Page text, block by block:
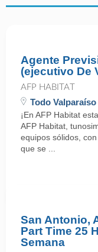
Agente
(ejecutivo De
AFP HABITAT
Todo Valparaíso
¡En AFP Habitat
AFP Habitat,
equipos sólidos,
que se ...
San Antonio,
Part Time 25
Semana